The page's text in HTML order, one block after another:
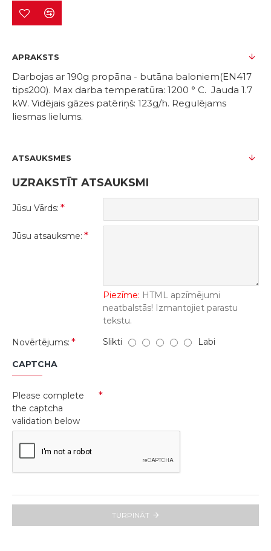
APRAKSTS
Darbojas ar 190g propāna - butāna baloniem(EN417
tips200). Max darba temperatūra: 1200 ° C. Jauda 1.7
kW. Vidējais gāzes patēriņš: 123g/h. Regulējams
liesmas lielums.
ATSAUKSMES
UZRAKSTĪT ATSAUKSMI
Jūsu Vārds:
Jūsu atsauksme:
Piezīme: HTML apzīmējumi
neatbalstās! Izmantojiet parastu
tekstu.
Novērtējums:
Slikti Labi
CAPTCHA
Please complete
the captcha
validation below
TURPINĀT